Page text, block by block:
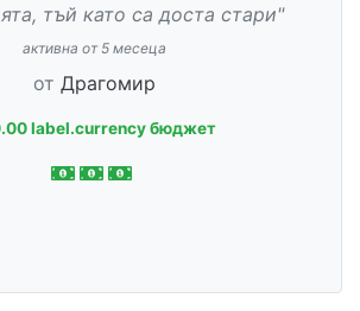
тъй като са доста стари"
активна от 5 месеца
от Драгомир
label.currency бюджет